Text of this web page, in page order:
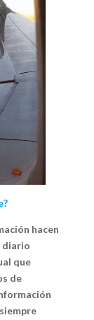
hacen
diario
que
de